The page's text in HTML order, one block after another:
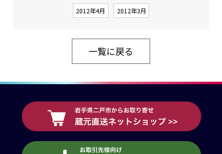
2012年4月 2012年3月
一覧に戻る